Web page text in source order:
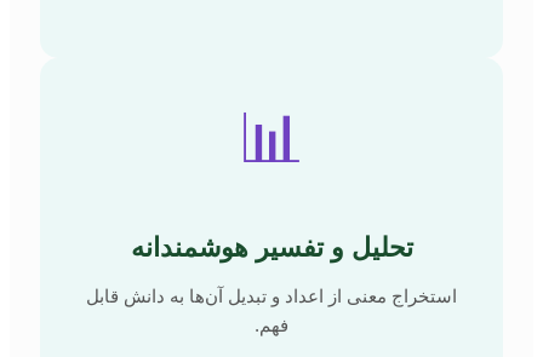
📊
تحلیل و تفسیر هوشمندانه
استخراج معنی از اعداد و تبدیل آن‌ها به دانش قابل
فهم.